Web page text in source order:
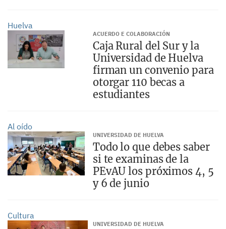
Huelva
ACUERDO E COLABORACIÓN
Caja Rural del Sur y la
Universidad de Huelva
firman un convenio para
otorgar 110 becas a
estudiantes
Al oído
UNIVERSIDAD DE HUELVA
Todo lo que debes saber
si te examinas de la
PEvAU los próximos 4, 5
y 6 de junio
Cultura
UNIVERSIDAD DE HUELVA